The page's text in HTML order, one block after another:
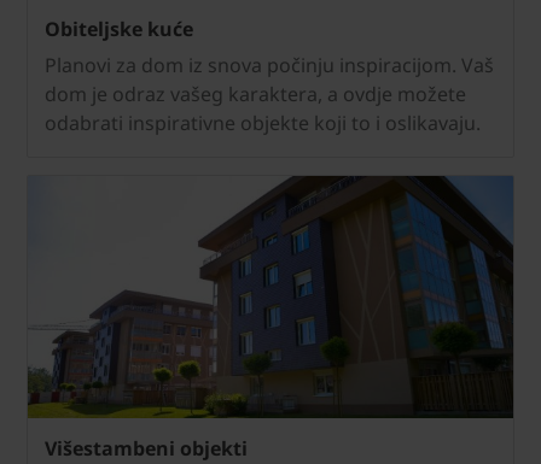
Obiteljske kuće
Planovi za dom iz snova počinju inspiracijom. Vaš
dom je odraz vašeg karaktera, a ovdje možete
odabrati inspirativne objekte koji to i oslikavaju.
Višestambeni objekti